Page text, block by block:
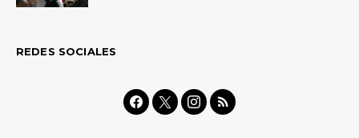
REDES SOCIALES